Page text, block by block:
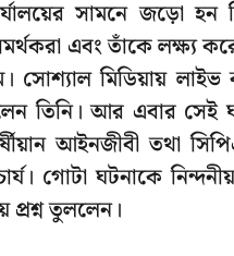
সামনে জড়ো হন
এবং তাঁকে লক্ষ্য
সোশ্যাল মিডিয়ায়
তিনি। আর এবার সেই
আইনজীবী তথা
গোটা ঘটনাকে
প্রশ্ন তুললেন।